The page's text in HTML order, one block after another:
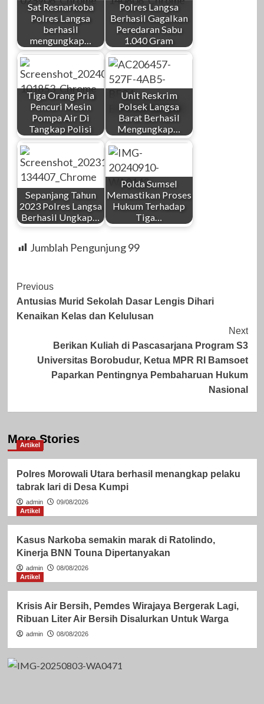
Sat Resnarkoba
Polres Langsa
berhasil
mengungkap…
Polres Langsa
Berhasil Gagalkan
Peredaran Sabu
1.040 Gram
Tiga Orang Pria
Pencuri Mesin
Pompa Air Di
Tangkap Polisi
Unit Reskrim
Polsek Langsa
Barat Berhasil
Mengungkap…
Sepanjang Tahun
2023 Polres Langsa
Berhasil Ungkap…
Polda Sumsel
Memastikan Proses
Hukum Terhadap
Tiga…
Jumblah Pengunjung 99
Post
Navigation
Previous
Antusias Murid Sekolah Dasar Lengis Dihari
Kenaikan Kelas dan Kelulusan
Next
Berikan Kuliah di Pascasarjana Program S3
Universitas Borobudur, Ketua MPR RI Bamsoet
Paparkan Pentingnya Pembaharuan Hukum
Nasional
More Stories
Artikel
Polres Morowali Utara berhasil menangkap pelaku
tabrak lari di Desa Kumpi
admin
09/08/2026
Artikel
Kasus Narkoba semakin marak di Ratolindo,
Kinerja BNN Touna Dipertanyakan
admin
08/08/2026
Artikel
Krisis Air Bersih, Pemdes Wirajaya Bergerak Lagi,
Ribuan Liter Air Bersih Disalurkan Untuk Warga
admin 08/08/2026